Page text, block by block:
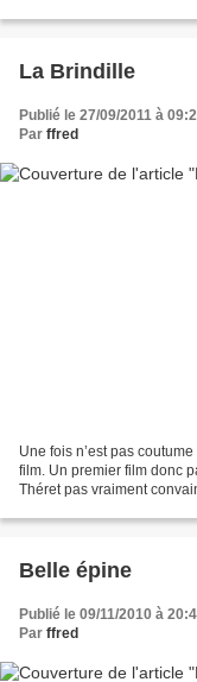
La Brindille
Publié le 27/09/2011 à
Par ffred
Une fois n’est pas
film. Un premier film donc
Théret pas vraiment
Belle épine
Publié le 09/11/2010 à
Par ffred